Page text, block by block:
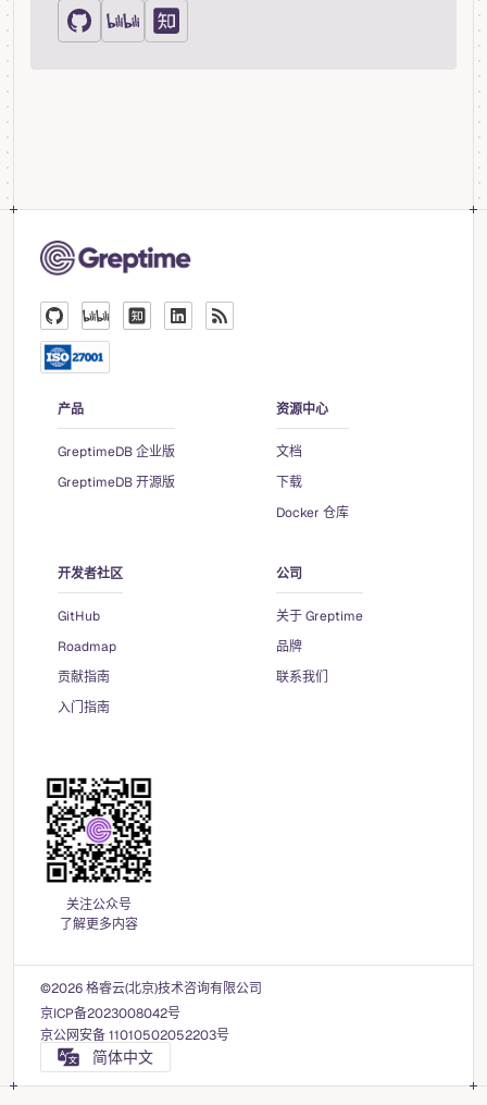
产品
GreptimeDB 企业版
GreptimeDB 开源版
资源中心
文档
下载
Docker 仓库
开发者社区
GitHub
Roadmap
贡献指南
入门指南
公司
关于 Greptime
品牌
联系我们
关注公众号
了解更多内容
©2026 格睿云(北京)技术咨询有限公司
京ICP备2023008042号
京公网安备 11010502052203号
简体中文